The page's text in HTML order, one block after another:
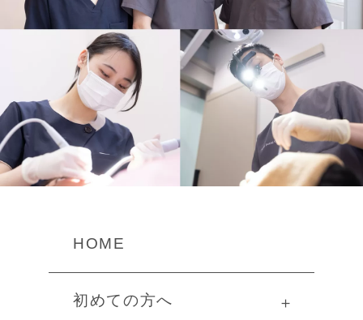
HOME
初めての方へ ＋